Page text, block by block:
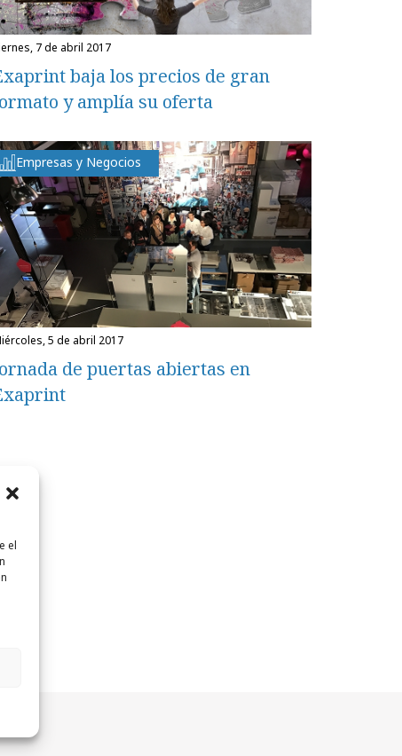
el
7 de abril 2017
baja los precios de gran
y amplía su oferta
Empresas y Negocios
miércoles, 5 de abril 2017
de puertas abiertas en